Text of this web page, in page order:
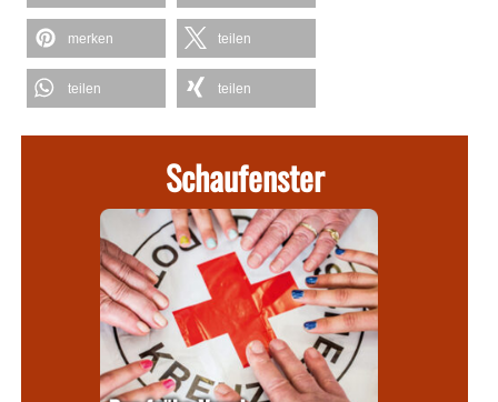
merken teilen
teilen teilen
Schaufenster